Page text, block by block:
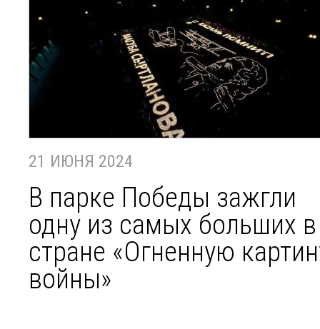
21 ИЮНЯ 2024
В парке Победы зажгли
одну из самых больших в
стране «Огненную
войны»